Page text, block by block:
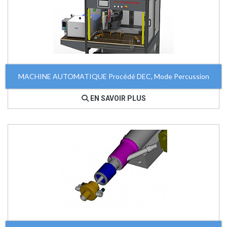
MACHINE AUTOMATIQUE Procédé DEC, Mode Percussion
EN SAVOIR PLUS